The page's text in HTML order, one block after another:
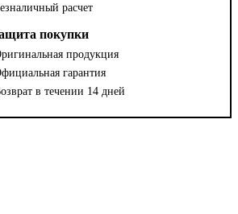
расчет
покупки
продукция
гарантия
в течении 14 дней